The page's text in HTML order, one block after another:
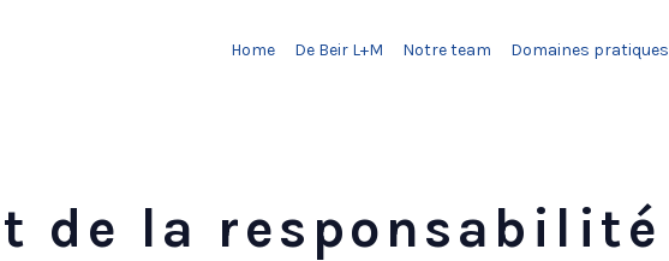
Home De Beir L+M Notre team Domaines pratiques
de la responsabilité